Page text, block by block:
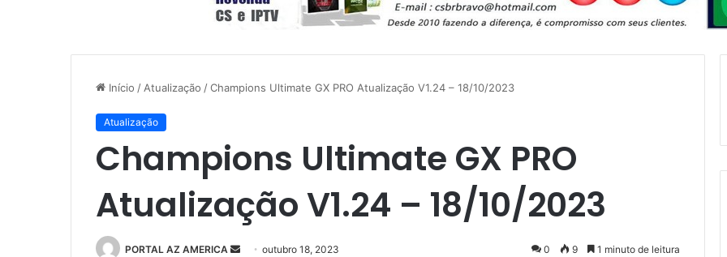
Início / Atualização /Champions Ultimate GX PRO Atualização V1.24 – 18/10/2023
Atualização
Champions Ultimate GX PRO
Atualização V1.24 – 18/10/2023
PORTAL AZ AMERICA outubro 18, 2023 0 9 1 minuto de leitura